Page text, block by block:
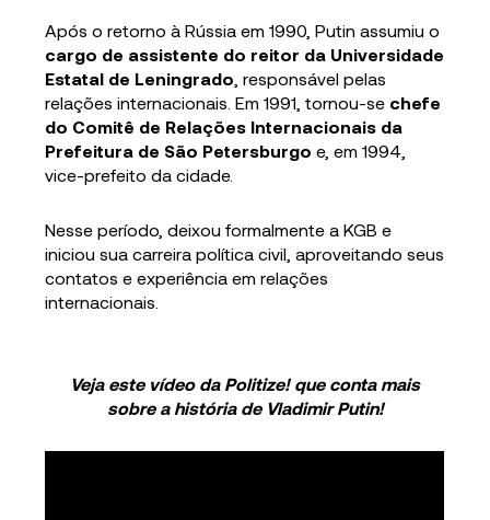
Após o retorno à Rússia em 1990, Putin assumiu o
cargo de assistente do reitor da Universidade
Estatal de Leningrado , responsável pelas
relações internacionais. Em 1991, tornou-se chefe
do Comitê de Relações Internacionais da
Prefeitura de São Petersburgo e, em 1994,
vice-prefeito da cidade.
Nesse período, deixou formalmente a KGB e
iniciou sua carreira política civil, aproveitando seus
contatos e experiência em relações
internacionais.
Veja este vídeo da Politize! que conta mais
sobre a história de Vladimir Putin!